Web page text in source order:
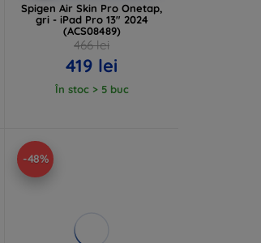
Spigen Air Skin Pro Onetap,
gri - iPad Pro 13" 2024
(ACS08489)
466 lei
419 lei
În stoc > 5 buc
-48%